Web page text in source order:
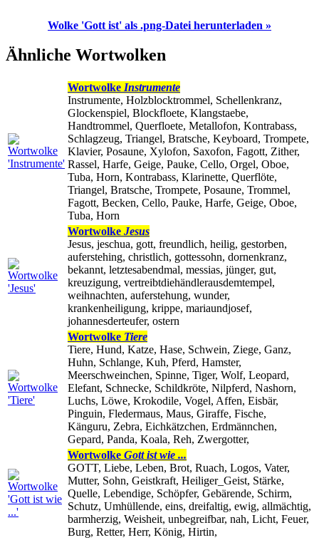
Wolke 'Gott ist' als .png-Datei herunterladen »
Ähnliche Wortwolken
Wortwolke Instrumente
Instrumente, Holzblocktrommel, Schellenkranz,
Glockenspiel, Blockfloete, Klangstaebe,
Handtrommel, Querfloete, Metallofon, Kontrabass,
Schlagzeug, Triangel, Bratsche, Keyboard, Trompete,
Klavier, Posaune, Xylofon, Saxofon, Fagott, Zither,
Rassel, Harfe, Geige, Pauke, Cello, Orgel, Oboe,
Tuba, Horn, Kontrabass, Klarinette, Querflöte,
Triangel, Bratsche, Trompete, Posaune, Trommel,
Fagott, Becken, Cello, Pauke, Harfe, Geige, Oboe,
Tuba, Horn
Wortwolke Jesus
Jesus, jeschua, gott, freundlich, heilig, gestorben,
auferstehing, christlich, gottessohn, dornenkranz,
bekannt, letztesabendmal, messias, jünger, gut,
kreuzigung, vertreibtdiehändlerausdemtempel,
weihnachten, auferstehung, wunder,
krankenheiligung, krippe, mariaundjosef,
johannesderteufer, ostern
Wortwolke Tiere
Tiere, Hund, Katze, Hase, Schwein, Ziege, Ganz,
Huhn, Schlange, Kuh, Pferd, Hamster,
Meerschweinchen, Spinne, Tiger, Wolf, Leopard,
Elefant, Schnecke, Schildkröte, Nilpferd, Nashorn,
Luchs, Löwe, Krokodile, Vogel, Affen, Eisbär,
Pinguin, Fledermaus, Maus, Giraffe, Fische,
Känguru, Zebra, Eichkätzchen, Erdmännchen,
Gepard, Panda, Koala, Reh, Zwergotter,
Wortwolke Gott ist wie ...
GOTT, Liebe, Leben, Brot, Ruach, Logos, Vater,
Mutter, Sohn, Geistkraft, Heiliger_Geist, Stärke,
Quelle, Lebendige, Schöpfer, Gebärende, Schirm,
Schutz, Umhüllende, eins, dreifaltig, ewig, allmächtig,
barmherzig, Weisheit, unbegreifbar, nah, Licht, Feuer,
Burg, Retter, Herr, König, Hirtin,